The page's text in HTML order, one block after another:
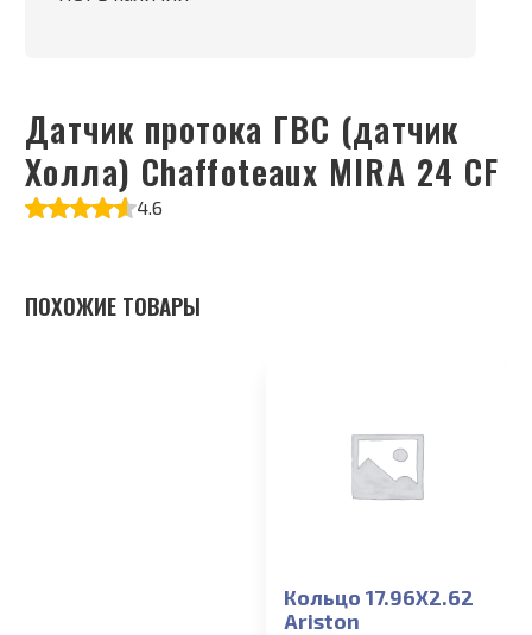
Датчик протока ГВС (датчик
Холла) Chaffoteaux MIRA 24 CF
4.6
ПОХОЖИЕ ТОВАРЫ
Кольцо 17.96X2.62
Ariston